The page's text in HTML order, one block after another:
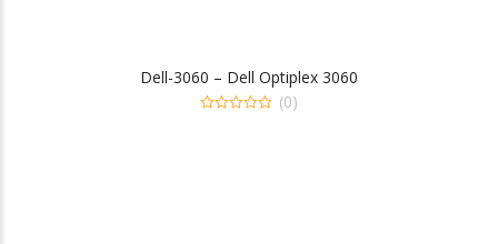
Dell-3060 – Dell Optiplex 3060
(0)